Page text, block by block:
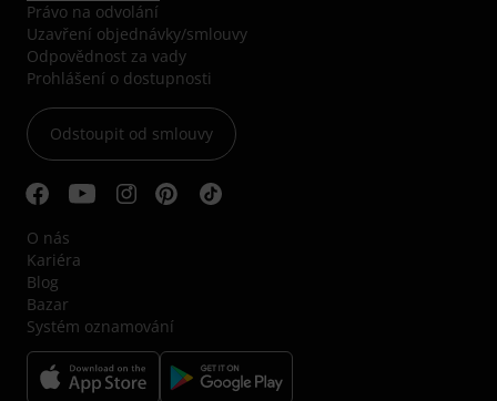
Právo na odvolání
Uzavření objednávky/smlouvy
Odpovědnost za vady
Prohlášení o dostupnosti
Odstoupit od smlouvy
O nás
Kariéra
Blog
Bazar
Systém oznamování